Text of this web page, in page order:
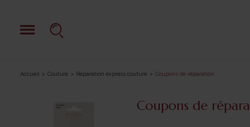
Accueil Couture Réparation express couture Coupons de réparation
Coupons de